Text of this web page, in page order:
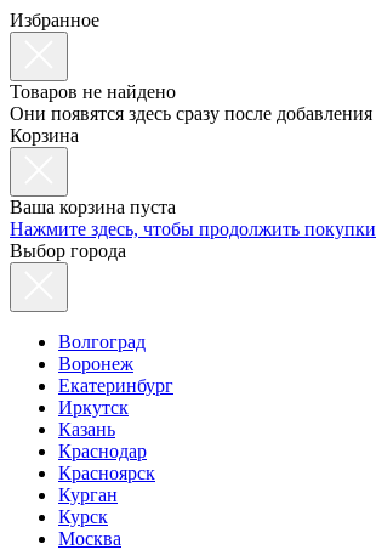
Избранное
Товаров не найдено
Они появятся здесь сразу после добавления
Корзина
Ваша корзина пуста
Нажмите здесь, чтобы продолжить покупки
Выбор города
Волгоград
Воронеж
Екатеринбург
Иркутск
Казань
Краснодар
Красноярск
Курган
Курск
Москва